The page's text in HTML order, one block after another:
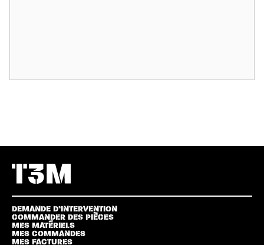
DEMANDE D’INTERVENTION
COMMANDER DES PIÈCES
MES MATÉRIELS
MES COMMANDES
MES FACTURES